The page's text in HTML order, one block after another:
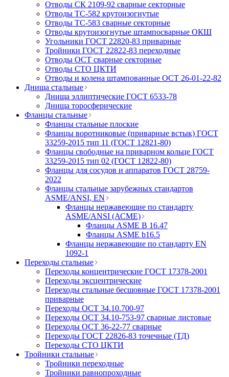
Отводы СК 2109-92 сварные секторные
Отводы ТС-582 крутоизогнутые
Отводы ТС-583 сварные секторные
Отводы крутоизогнутые штампосварные ОКШ
Угольники ГОСТ 22820-83 приварные
Тройники ГОСТ 22822-83 переходные
Отводы ОСТ сварные секторные
Отводы СТО ЦКТИ
Отводы и колена штампованные ОСТ 26-01-22-82
Днища стальные
Днища эллиптические ГОСТ 6533-78
Днища торосферические
Фланцы стальные
Фланцы стальные плоские
Фланцы воротниковые (приварные встык) ГОСТ
33259-2015 тип 11 (ГОСТ 12821-80)
Фланцы свободные на приварном кольце ГОСТ
33259-2015 тип 02 (ГОСТ 12822-80)
Фланцы для сосудов и аппаратов ГОСТ 28759-
2022
Фланцы стальные зарубежных стандартов
ASME/ANSI, EN
Фланцы нержавеющие по стандарту
ASME/ANSI (АСМЕ)
Фланцы ASME B 16.47
Фланцы ASME b16.5
Фланцы нержавеющие по стандарту EN
1092-1
Переходы стальные
Переходы концентрические ГОСТ 17378-2001
Переходы эксцентрические
Переходы стальные бесшовные ГОСТ 17378-2001
приварные
Переходы ОСТ 34.10.700-97
Переходы ОСТ 34.10-753-97 сварные листовые
Переходы ОСТ 36-22-77 сварные
Переходы ГОСТ 22826-83 точечные (ТД)
Переходы СТО ЦКТИ
Тройники стальные
Тройники переходные
Тройники равнопроходные